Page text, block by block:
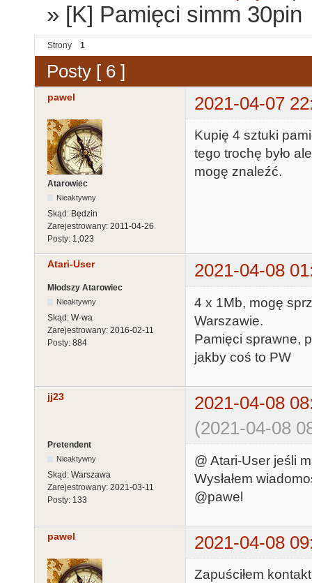
» [K] Pamięci simm 30pin
Strony 1
Posty [ 6 ]
pawel 2021-04-07
Atarowiec
Nieaktywny
Skąd: Będzin
Zarejestrowany: 2011-04-26
Posty: 1,023
Kupię 4 sztuki
tego trochę było
mogę znaleźć.
Atari-User 2021-04-08
Młodszy Atarowiec
Nieaktywny
Skąd: W-wa
Zarejestrowany: 2016-02-11
Posty: 884
4 x 1Mb, mogę
Warszawie.
Pamięci sprawne,
jakby coś to PW
jj23
2021-04-08
(2021-04-08
Pretendent
Nieaktywny
Skąd: Warszawa
Zarejestrowany: 2021-03-11
Posty: 133
@ Atari-User jeśli
Wysłałem
@pawel
pawel 2021-04-08
Zapuściłem